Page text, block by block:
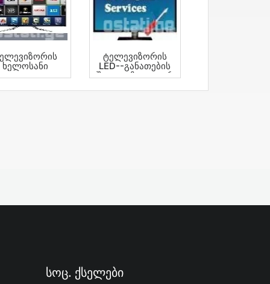
Ხელოსანი
Ტელევიზორის
LED--განათების
Შეცვლაზე --Გ Ა Რ
Სოც. Ქსელები